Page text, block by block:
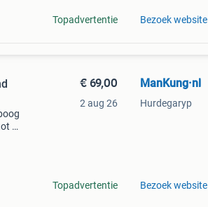
Topadvertentie Bezoek website
25
€ 69,00
2 aug 26
Topadvertentie
ManKung·nl
Hurdegaryp
Bezoek website